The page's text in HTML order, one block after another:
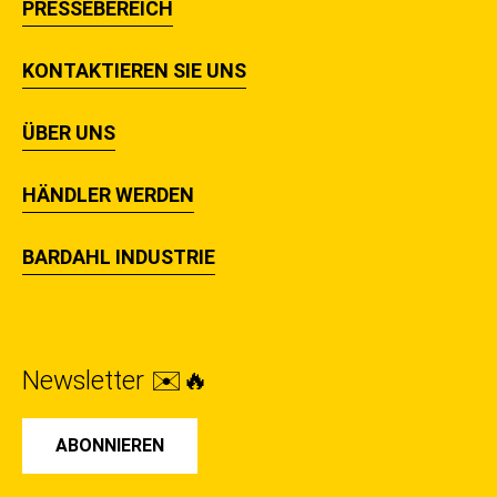
PRESSEBEREICH
KONTAKTIEREN SIE UNS
ÜBER UNS
HÄNDLER WERDEN
BARDAHL INDUSTRIE
Newsletter ✉️🔥
ABONNIEREN